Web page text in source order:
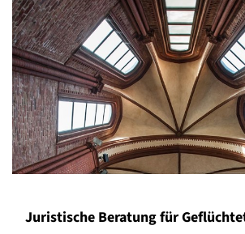
Juristische Beratung für